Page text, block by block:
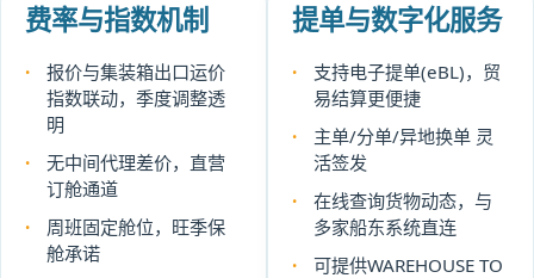
费率与指数机制
报价与集装箱出口运价
指数联动，季度调整透
明
无中间代理差价，直营
订舱通道
周班固定舱位，旺季保
舱承诺
提单与数字化服务
支持电子提单(eBL)，贸
易结算更便捷
主单/分单/异地换单 灵
活签发
在线查询货物动态，与
多家船东系统直连
可提供WAREHOUSE TO